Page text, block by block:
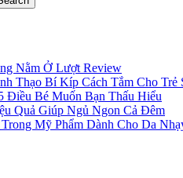
Nằm Ở Lượt Review
Thạo Bí Kíp Cách Tắm Cho Trẻ
Điều Bé Muốn Bạn Thấu Hiểu
Quả Giúp Ngủ Ngon Cả Đêm
Mỹ Phẩm Dành Cho Da